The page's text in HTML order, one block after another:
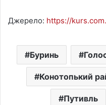
Джерело: https://
Буринь
Конотопький
Путивль